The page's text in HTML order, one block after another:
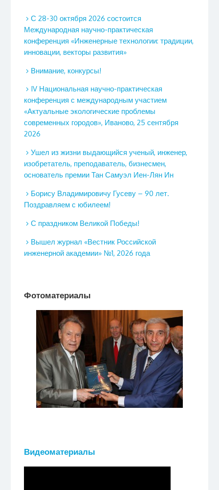
С 28-30 октября 2026 состоится
Международная научно-практическая
конференция «Инженерные технологии: традиции,
инновации, векторы развития»
Внимание, конкурсы!
IV Национальная научно-практическая
конференция с международным участием
«Актуальные экологические проблемы
современных городов», Иваново, 25 сентября
2026
Ушел из жизни выдающийся ученый, инженер,
изобретатель, преподаватель, бизнесмен,
основатель премии Тан Самуэл Иен-Лян Ин
Борису Владимировичу Гусеву – 90 лет.
Поздравляем с юбилеем!
С праздником Великой Победы!
Вышел журнал «Вестник Российской
инженерной академии» №1, 2026 года
Фотоматериалы
Видеоматериалы